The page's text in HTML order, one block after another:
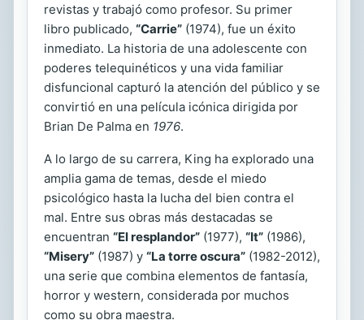
revistas y trabajó como profesor. Su primer
libro publicado, “Carrie” (1974), fue un éxito
inmediato. La historia de una adolescente con
poderes telequinéticos y una vida familiar
disfuncional capturó la atención del público y se
convirtió en una película icónica dirigida por
Brian De Palma en 1976.
A lo largo de su carrera, King ha explorado una
amplia gama de temas, desde el miedo
psicológico hasta la lucha del bien contra el
mal. Entre sus obras más destacadas se
encuentran “El resplandor” (1977), “It” (1986),
“Misery” (1987) y “La torre oscura” (1982-2012),
una serie que combina elementos de fantasía,
horror y western, considerada por muchos
como su obra maestra.